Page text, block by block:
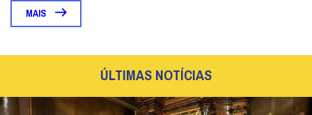
MAIS
ÚLTIMAS NOTÍCIAS